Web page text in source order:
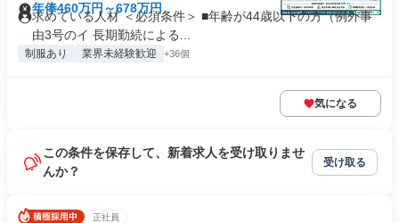
年俸460万円～678万円
求めている人材 ＜必須条件＞ ■年齢が44歳以下の方（例外事
由3号のイ 長期勤続による...
制服あり 業界未経験歓迎 +36個
気になる
この条件を保存して、新着求人を受け取りませ
んか？
受け取る
正社員